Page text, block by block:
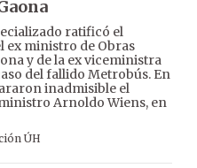
ratificó el
ex ministro de Obras
y de la ex viceministra
del fallido Metrobús. En
inadmisible el
Arnoldo Wiens, en
ÚH